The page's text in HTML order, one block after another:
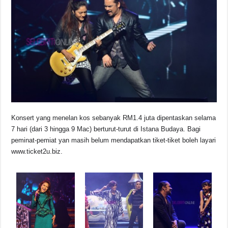
Konsert yang menelan kos sebanyak RM1.4 juta dipentaskan selama
7 hari (dari 3 hingga 9 Mac) berturut-turut di Istana Budaya. Bagi
peminat-pemiat yan masih belum mendapatkan tiket-tiket boleh layari
www.ticket2u.biz.